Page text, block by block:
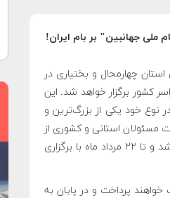
ملی جهانبین" بر بام ایران!
چهارمحال و بختیاری در
ماه امسال با حضور ۳۸ تیم از سراسر کشور برگزار خواهد شد. این
نوع خود یکی از بزرگ‌ترین و
استانی و کشوری از
۱۹ مرداد امسال رسما با رقابت شرکت کنندگان آغاز خواهد شد و تا ۲۲ مرداد ماه با برگزاری
پرداخت و در پایان به